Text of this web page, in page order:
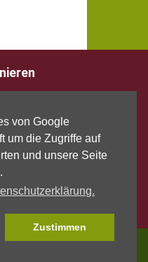
von Google
um die Zugriffe auf
und unsere Seite
Zustimmen